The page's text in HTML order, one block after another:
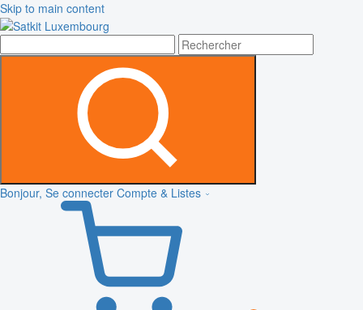
Skip to main content
Bonjour, Se connecter Compte & Listes